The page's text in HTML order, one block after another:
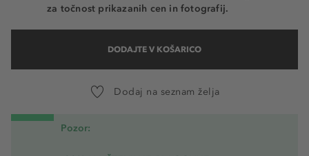
za točnost prikazanih cen in fotografij.
DODAJTE V KOŠARICO
Dodaj na seznam želja
Pozor: